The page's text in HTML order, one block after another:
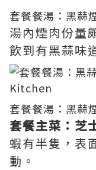
套餐餐湯：黑蒜
湯內煙肉份量
飲到有黑蒜味
套餐餐湯：黑蒜
套餐主菜：芝
蝦有半隻，表
動。